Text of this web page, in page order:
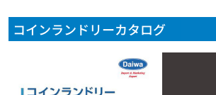
コインランドリーカタログ